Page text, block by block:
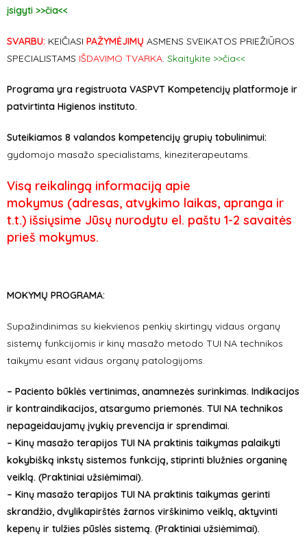
įsigyti >>čia<<
SVARBU: KEIČIASI PAŽYMĖJIMŲ ASMENS SVEIKATOS PRIEŽIŪROS
SPECIALISTAMS IŠDAVIMO TVARKA. Skaitykite >>čia<<
Programa yra registruota VASPVT Kompetencijų platformoje ir
patvirtinta Higienos instituto.
Suteikiamos 8 valandos kompetencijų grupių tobulinimui:
gydomojo masažo specialistams, kineziterapeutams.
Visą reikalingą informaciją apie
mokymus (adresas, atvykimo laikas, apranga ir
t.t.) išsiųsime Jūsų nurodytu el. paštu 1-2 savaitės
prieš mokymus.
MOKYMŲ PROGRAMA:
Supažindinimas su kiekvienos penkių skirtingų vidaus organų
sistemų funkcijomis ir kinų masažo metodo TUI NA technikos
taikymu esant vidaus organų patologijoms.
– Paciento būklės vertinimas, anamnezės surinkimas. Indikacijos
ir kontraindikacijos, atsargumo priemonės. TUI NA technikos
nepageidaujamų įvykių prevencija ir sprendimai.
– Kinų masažo terapijos TUI NA praktinis taikymas palaikyti
kokybišką inkstų sistemos funkciją, stiprinti blužnies organinę
veiklą. (Praktiniai užsiėmimai).
– Kinų masažo terapijos TUI NA praktinis taikymas gerinti
skrandžio, dvylikapirštės žarnos virškinimo veiklą, aktyvinti
kepenų ir tulžies pūslės sistemą. (Praktiniai užsiėmimai).